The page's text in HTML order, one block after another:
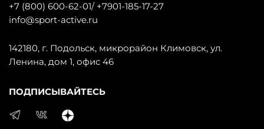
+7 (800) 600-62-01/ +7901-185-17-27
info@sport-active.ru
142180, г. Подольск, микрорайон Климовск, ул.
Ленина, дом 1, офис 46
ПОДПИСЫВАЙТЕСЬ